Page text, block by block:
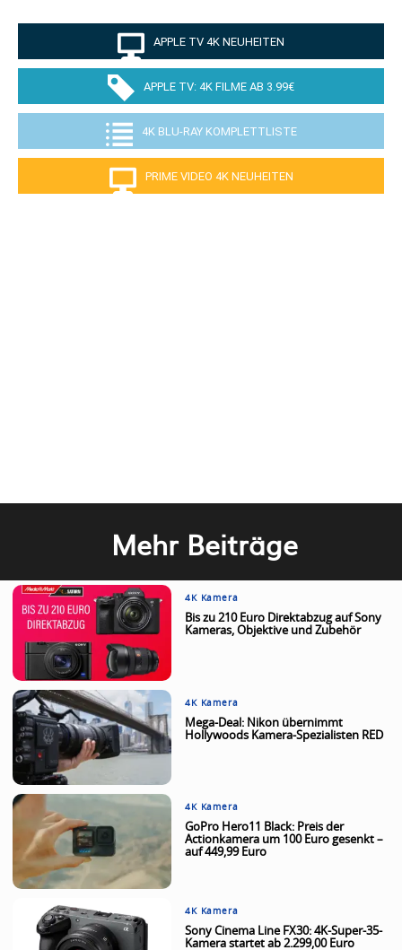
APPLE TV 4K NEUHEITEN
APPLE TV: 4K FILME AB 3.99€
4K BLU-RAY KOMPLETTLISTE
PRIME VIDEO 4K NEUHEITEN
Mehr Beiträge
4K Kamera
Bis zu 210 Euro Direktabzug auf Sony
Kameras, Objektive und Zubehör
4K Kamera
Mega-Deal: Nikon übernimmt
Hollywoods Kamera-Spezialisten RED
4K Kamera
GoPro Hero11 Black: Preis der
Actionkamera um 100 Euro gesenkt –
auf 449,99 Euro
4K Kamera
Sony Cinema Line FX30: 4K-Super-35-
Kamera startet ab 2.299,00 Euro